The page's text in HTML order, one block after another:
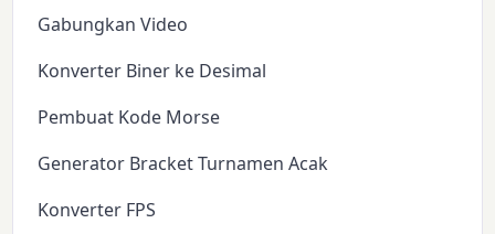
Gabungkan Video
Konverter Biner ke Desimal
Pembuat Kode Morse
Generator Bracket Turnamen Acak
Konverter FPS